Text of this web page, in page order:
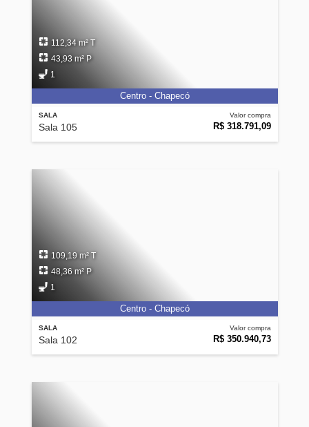
SALA
Sala 105
Valor compra
R$ 318.791,09
112,34 m² T
43,93 m² P
1
Centro - Chapecó
SALA
Sala 102
Valor compra
R$ 350.940,73
109,19 m² T
48,36 m² P
1
Centro - Chapecó